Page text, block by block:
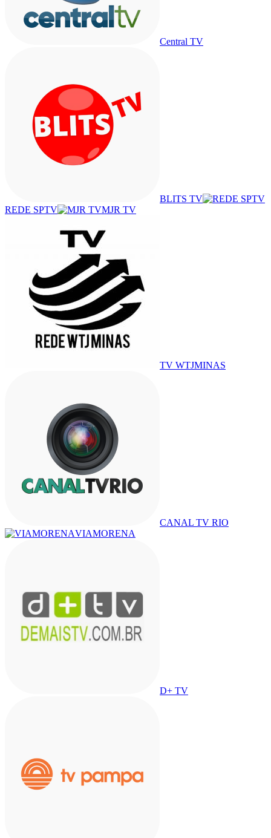
Central TV
BLITS TV
REDE SPTV
MJR TV
TV WTJMINAS
CANAL TV RIO
VIAMORENA
D+ TV